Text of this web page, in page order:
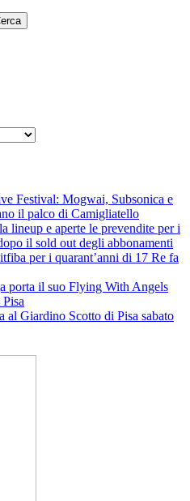
Festival: Mogwai, Subsonica e
il palco di Camigliatello
lineup e aperte le prevendite per i
il sold out degli abbonamenti
per i quarant’anni di 17 Re fa
porta il suo Flying With Angels
al Giardino Scotto di Pisa sabato